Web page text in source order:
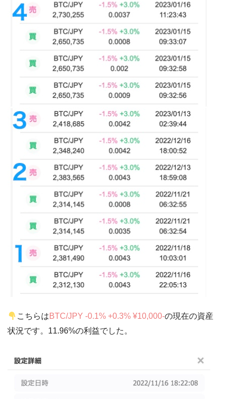
こちらはBTC/JPY -0.1% +0.3% ¥10,000-の現在の資産
状況です。11.96%の利益でした。